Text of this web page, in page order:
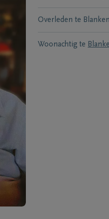
Overleden te
Woonachtig te